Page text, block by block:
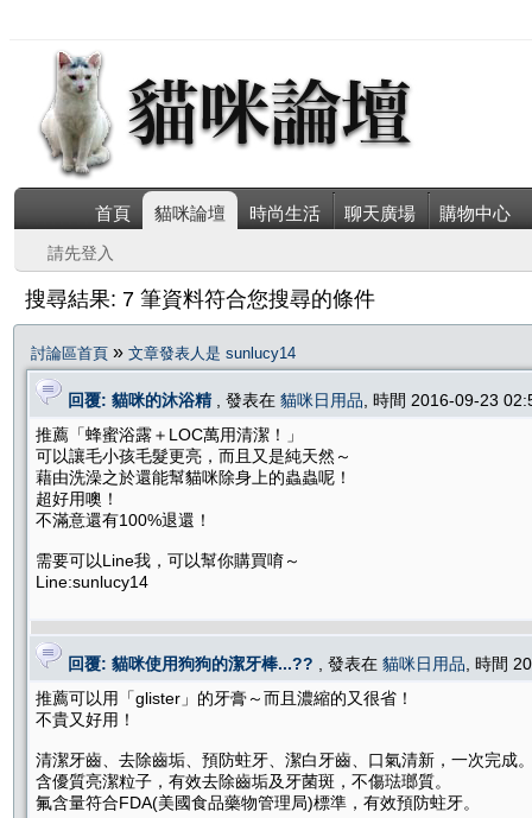
首頁 貓咪論壇 時尚生活 聊天廣場 購物中心
請先登入
搜尋結果: 7 筆資料符合您搜尋的條件
討論區首頁 » 文章發表人是 sunlucy14
回覆: 貓咪的沐浴精 , 發表在 貓咪日用品 , 時間 2016-09-23
推薦「蜂蜜浴露＋LOC萬用清潔！」
可以讓毛小孩毛髮更亮，而且又是純天然～
藉由洗澡之於還能幫貓咪除身上的蟲蟲呢！
超好用噢！
不滿意還有100%退還！
需要可以Line我，可以幫你購買唷～
Line:sunlucy14
回覆: 貓咪使用狗狗的潔牙棒...?? , 發表在 貓咪日用品 , 時間
推薦可以用「glister」的牙膏～而且濃縮的又很省！
不貴又好用！
清潔牙齒、去除齒垢、預防蛀牙、潔白牙齒、口氣清新，一次完成
含優質亮潔粒子，有效去除齒垢及牙菌斑，不傷琺瑯質。
氟含量符合FDA(美國食品藥物管理局)標準，有效預防蛀牙。